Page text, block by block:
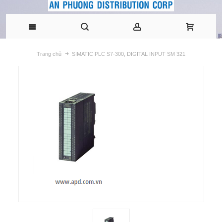
Trang chủ SIMATIC PLC S7-300, DIGITAL INPUT SM 321